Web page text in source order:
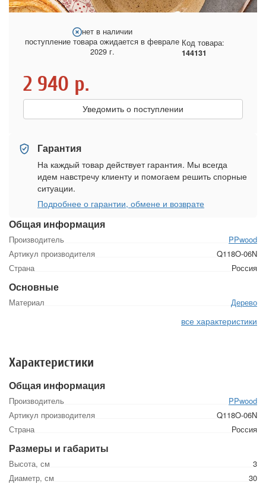
Общая информация
Производитель
PPwood
Артикул производителя
Q118O-06N
Страна
Россия
Основные
Материал Дерево
все характеристики
нет в наличии
поступление товара ожидается в феврале
2029 г.
Код товара:
144131
2 940 р.
Уведомить о поступлении
Гарантия
На каждый товар действует гарантия. Мы всегда
идем навстречу клиенту и помогаем решить спорные
ситуации.
Подробнее о гарантии, обмене и возврате
Характеристики
Общая информация
Производитель
PPwood
Артикул производителя
Q118O-06N
Страна
Россия
Размеры и габариты
Высота, см
3
Диаметр, см
30